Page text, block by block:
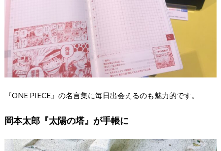
『ONE PIECE』の名言集に毎日出会えるのも魅力的です。
岡本太郎『太陽の塔』が手帳に